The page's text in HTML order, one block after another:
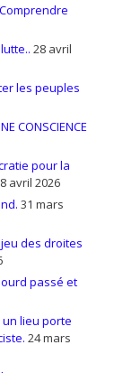
28 avril
les peuples
CONSCIENCE
pour la
8 avril 2026
31 mars
des droites
passé et
un lieu porte
24 mars